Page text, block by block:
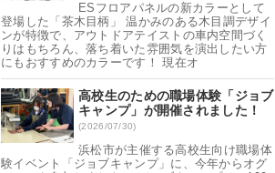
ESフロアパネルの新カラーとして
登場した「茶木目柄」 温かみのある木目調デザイ
ンが特徴で、アウトドアテイストの車内空間づく
りはもちろん、落ち着いた雰囲気を演出したい方
にもおすすめのカラーです！ 現在オ
高校生のための職場体験「ジョブ
キャンプ」が開催されました！
(2026/07/30)
浜松市が主催する高校生向け職場体
験イベント「ジョブキャンプ」に、今年からオグ